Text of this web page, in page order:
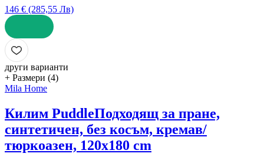
146 € (285,55 Лв)
ДОБАВИ
други варианти
+ Размери (4)
Mila Home
Килим PuddleПодходящ за пране,
синтетичен, без косъм, кремав/
тюркоазен, 120x180 cm